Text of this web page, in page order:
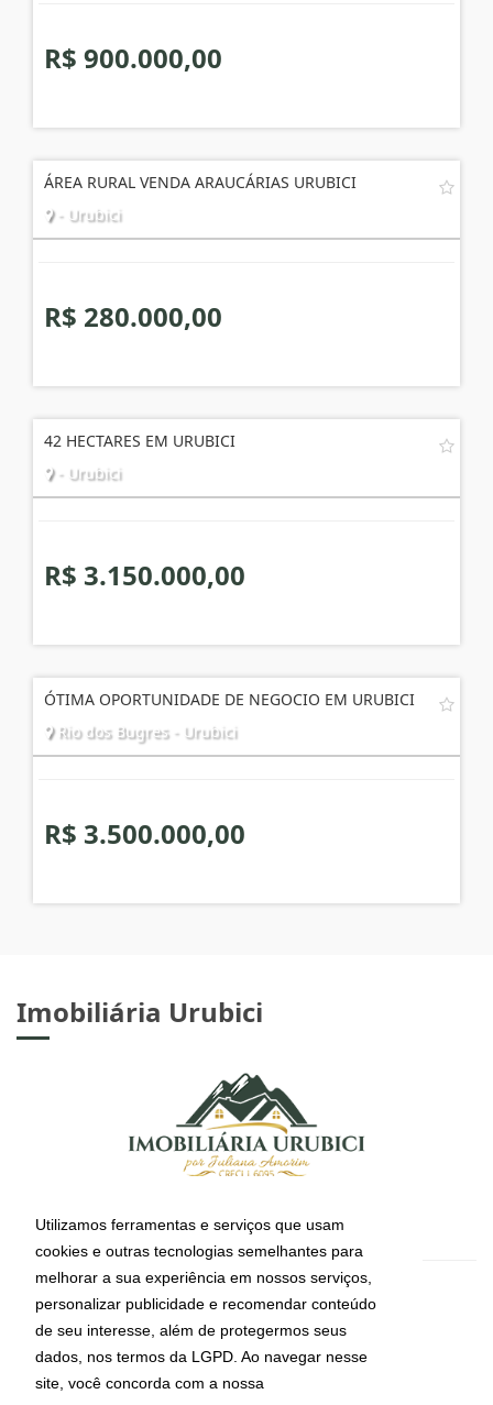
Utilizamos ferramentas e serviços que usam
cookies e outras tecnologias semelhantes para
melhorar a sua experiência em nossos serviços,
personalizar publicidade e recomendar conteúdo
de seu interesse, além de protegermos seus
dados, nos termos da LGPD. Ao navegar nesse
site, você concorda com a nossa
R$ 900.000,00
ÁREA RURAL VENDA ARAUCÁRIAS URUBICI
- Urubici
R$ 280.000,00
42 HECTARES EM URUBICI
- Urubici
R$ 3.150.000,00
ÓTIMA OPORTUNIDADE DE NEGOCIO EM URUBICI
Rio dos Bugres - Urubici
R$ 3.500.000,00
Imobiliária Urubici
CRECI: J-6095
Informações de Contato
(49) 99112-4491